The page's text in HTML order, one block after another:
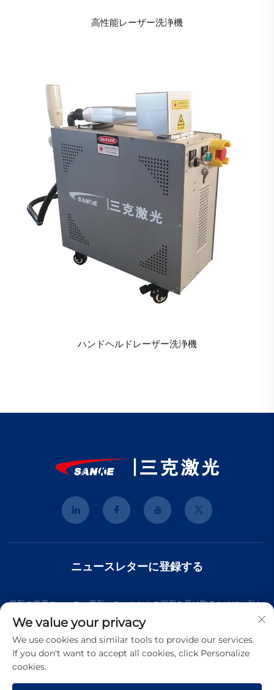
高性能レーザー洗浄機
ハンドヘルドレーザー洗浄機
ニュースレターに登録する
最新の業界ニュース、更新、チームからの洞察を受け取るために、私た
ちのニュースレターにご参加ください。
We value your privacy
We use cookies and similar tools to provide our services.
If you don't want to accept all cookies, click Personalize
cookies.